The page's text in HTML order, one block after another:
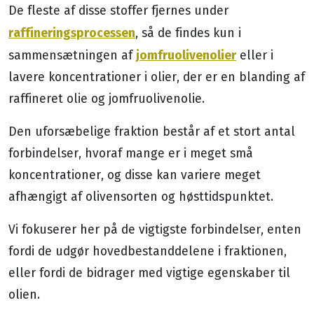
De fleste af disse stoffer fjernes under
raffineringsprocessen, så de findes kun i
sammensætningen af jomfruolivenolier eller i
lavere koncentrationer i olier, der er en blanding af
raffineret olie og jomfruolivenolie.
Den uforsæbelige fraktion består af et stort antal
forbindelser, hvoraf mange er i meget små
koncentrationer, og disse kan variere meget
afhængigt af olivensorten og høsttidspunktet.
Vi fokuserer her på de vigtigste forbindelser, enten
fordi de udgør hovedbestanddelene i fraktionen,
eller fordi de bidrager med vigtige egenskaber til
olien.